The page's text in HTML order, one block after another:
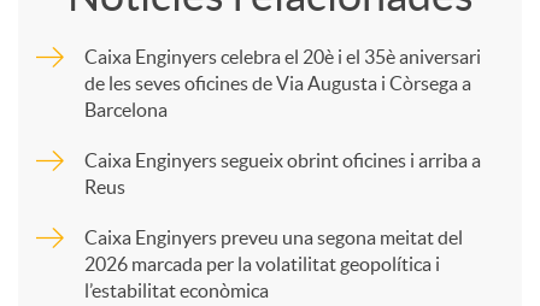
Caixa Enginyers celebra el 20è i el 35è aniversari
de les seves oficines de Via Augusta i Còrsega a
Barcelona
Caixa Enginyers segueix obrint oficines i arriba a
Reus
Caixa Enginyers preveu una segona meitat del
2026 marcada per la volatilitat geopolítica i
l’estabilitat econòmica